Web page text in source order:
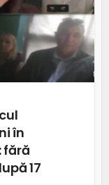
în
fără
17